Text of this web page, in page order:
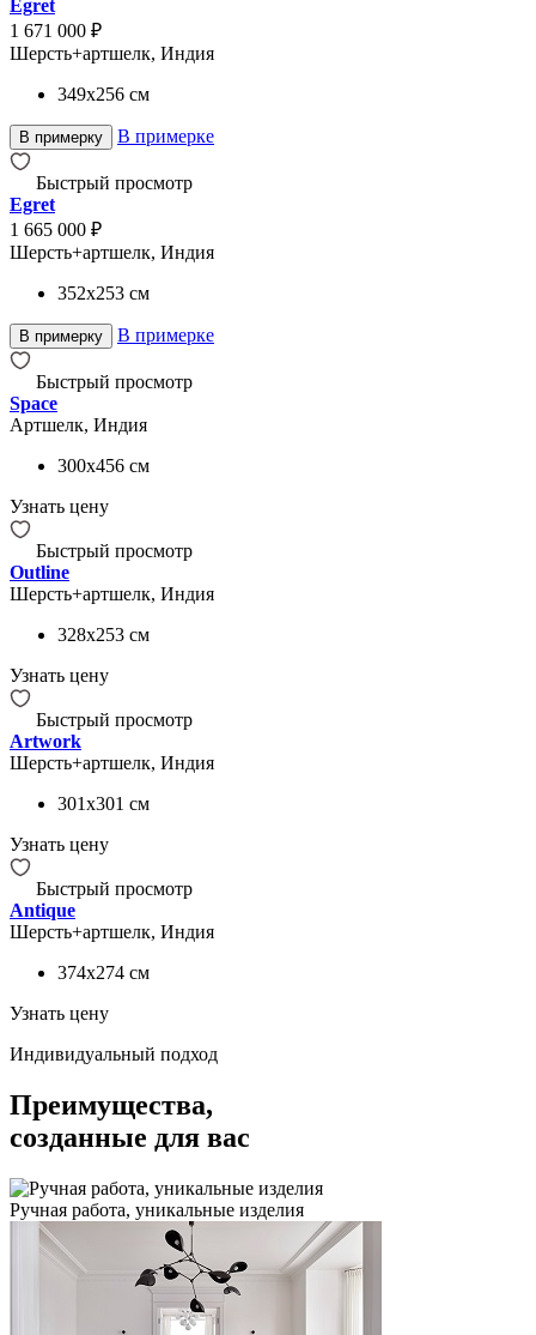
Egret
1 671 000 ₽
Шерсть+артшелк, Индия
349x256 см
В примерку В примерке
Быстрый просмотр
Egret
1 665 000 ₽
Шерсть+артшелк, Индия
352x253 см
В примерку В примерке
Быстрый просмотр
Space
Артшелк, Индия
300x456 см
Узнать цену
Быстрый просмотр
Outline
Шерсть+артшелк, Индия
328x253 см
Узнать цену
Быстрый просмотр
Artwork
Шерсть+артшелк, Индия
301x301 см
Узнать цену
Быстрый просмотр
Antique
Шерсть+артшелк, Индия
374x274 см
Узнать цену
Индивидуальный подход
Преимущества,
созданные для вас
Ручная работа, уникальные изделия